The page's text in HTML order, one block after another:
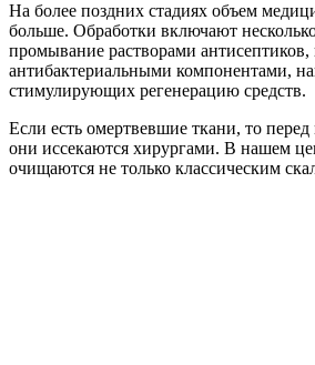
На более поздних стадиях объем
больше. Обработки включают
промывание растворами антисептиков,
антибактериальными компонентами,
стимулирующих регенерацию средств.
Если есть омертвевшие ткани, то
они иссекаются хирургами. В нашем
очищаются не только классическим